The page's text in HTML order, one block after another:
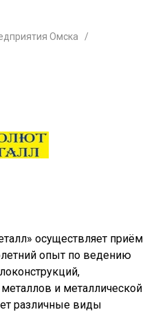
Омска
осуществляет приём
опыт по ведению
и металлической
различные виды